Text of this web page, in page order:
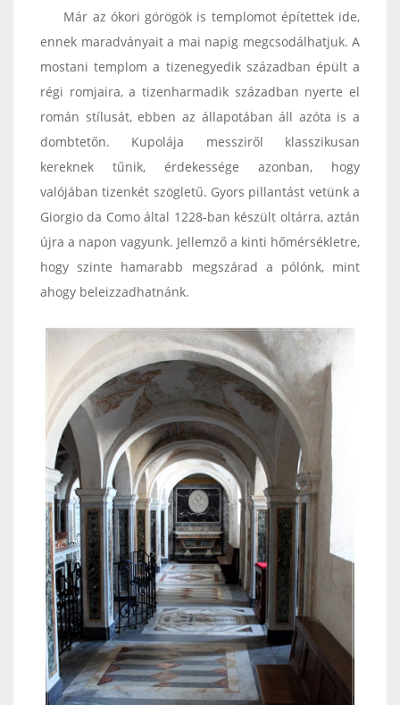
Már az ókori görögök is templomot építettek ide,
ennek maradványait a mai napig megcsodálhatjuk. A
mostani templom a tizenegyedik században épült a
régi romjaira, a tizenharmadik században nyerte el
román stílusát, ebben az állapotában áll azóta is a
dombtetőn. Kupolája messziről klasszikusan
kereknek tűnik, érdekessége azonban, hogy
valójában tizenkét szögletű. Gyors pillantást vetünk a
Giorgio da Como által 1228-ban készült oltárra, aztán
újra a napon vagyunk. Jellemző a kinti hőmérsékletre,
hogy szinte hamarabb megszárad a pólónk, mint
ahogy beleizzadhatnánk.